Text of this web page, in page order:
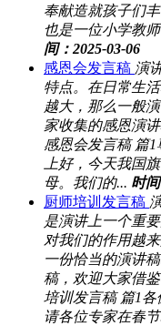
奉献造就孩子们
也是一位小学教
间：2025-03-06
感恩会发言稿 演
特点。在日常生
越大，那么一般
家收集的感恩演
感恩会发言稿 篇
上好，今天我国
母。我们的... 时
厨师培训发言稿
是演讲上一个重
对我们的作用越
一份恰当的演讲
稿，欢迎大家借
培训发言稿 篇1
请各位专家在春节